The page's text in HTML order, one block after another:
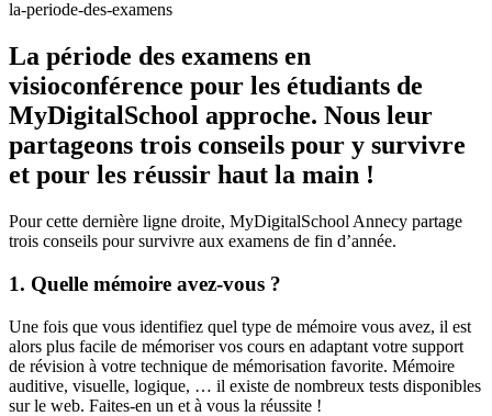
La période des examens en
visioconférence pour les étudiants de
MyDigitalSchool approche. Nous leur
partageons trois conseils pour y survivre
et pour les réussir haut la main !
Pour cette dernière ligne droite, MyDigitalSchool Annecy partage
trois conseils pour survivre aux examens de fin d’année.
1. Quelle mémoire avez-vous ?
Une fois que vous identifiez quel type de mémoire vous avez, il est
alors plus facile de mémoriser vos cours en adaptant votre support
de révision à votre technique de mémorisation favorite. Mémoire
auditive, visuelle, logique, … il existe de nombreux tests disponibles
sur le web. Faites-en un et à vous la réussite !